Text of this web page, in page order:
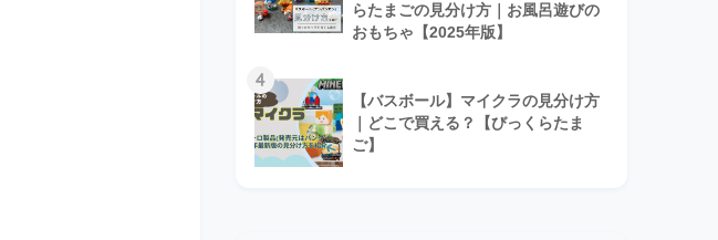
らたまごの見分け方｜お風呂遊びの
おもちゃ【2025年版】
4
【バスボール】マイクラの見分け方
｜どこで買える？【びっくらたま
ご】